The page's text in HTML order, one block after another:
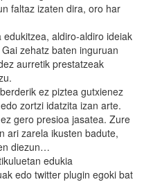
faltaz izaten dira, oro har
aldiro-aldiro ideiak
zehatz baten inguruan
aurretik prestatzeak
ez piztea gutxienez
zortzi idatzita izan arte.
gero presioa jasatea. Zure
ari zarela ikusten badute,
diezun…
edukia
edo twitter plugin egoki bat